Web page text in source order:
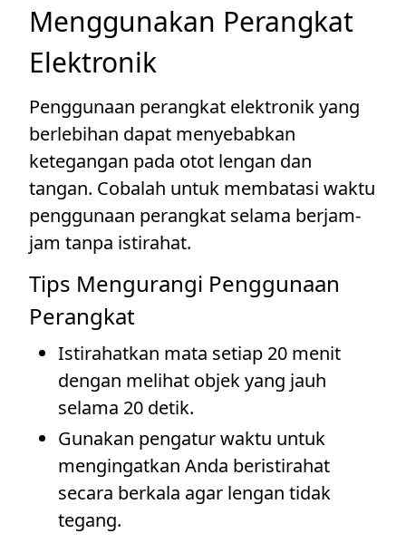
Menggunakan Perangkat
Elektronik
Penggunaan perangkat elektronik yang
berlebihan dapat menyebabkan
ketegangan pada otot lengan dan
tangan. Cobalah untuk membatasi waktu
penggunaan perangkat selama berjam-
jam tanpa istirahat.
Tips Mengurangi Penggunaan
Perangkat
Istirahatkan mata setiap 20 menit
dengan melihat objek yang jauh
selama 20 detik.
Gunakan pengatur waktu untuk
mengingatkan Anda beristirahat
secara berkala agar lengan tidak
tegang.